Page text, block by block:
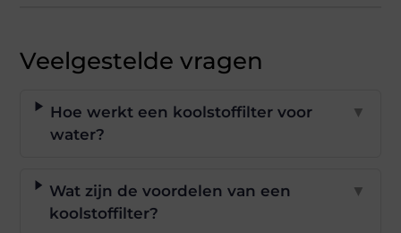
Veelgestelde vragen
Hoe werkt een koolstoffilter voor
water?
▼
Wat zijn de voordelen van een
koolstoffilter?
▼